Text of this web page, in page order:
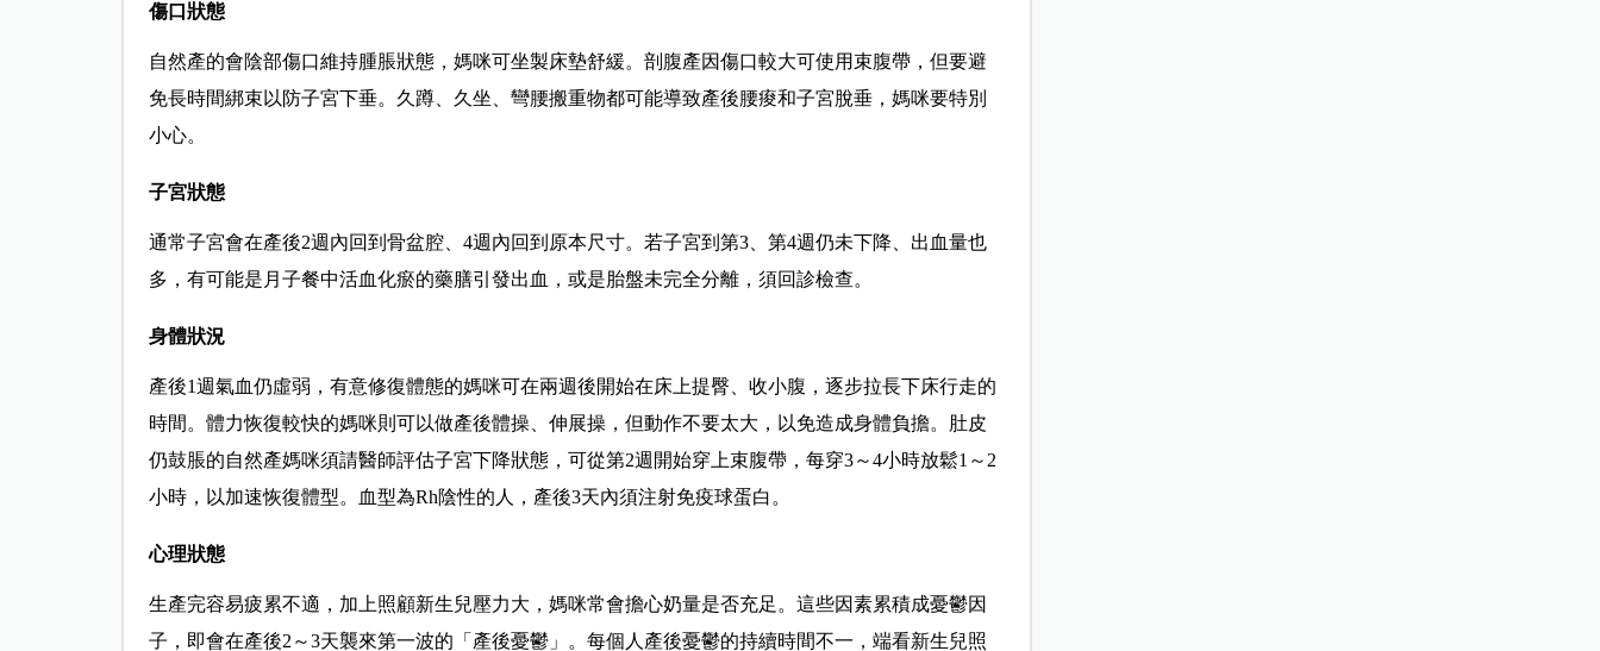
傷口狀態
自然產的會陰部傷口維持腫脹狀態，媽咪可坐製床墊舒緩。剖腹產因傷口較大可使用束腹帶，但要避
免長時間綁束以防子宮下垂。久蹲、久坐、彎腰搬重物都可能導致產後腰痠和子宮脫垂，媽咪要特別
小心。
子宮狀態
通常子宮會在產後2週內回到骨盆腔、4週內回到原本尺寸。若子宮到第3、第4週仍未下降、出血量也
多，有可能是月子餐中活血化瘀的藥膳引發出血，或是胎盤未完全分離，須回診檢查。
身體狀況
產後1週氣血仍虛弱，有意修復體態的媽咪可在兩週後開始在床上提臀、收小腹，逐步拉長下床行走的
時間。體力恢復較快的媽咪則可以做產後體操、伸展操，但動作不要太大，以免造成身體負擔。肚皮
仍鼓脹的自然產媽咪須請醫師評估子宮下降狀態，可從第2週開始穿上束腹帶，每穿3～4小時放鬆1～2
小時，以加速恢復體型。血型為Rh陰性的人，產後3天內須注射免疫球蛋白。
心理狀態
生產完容易疲累不適，加上照顧新生兒壓力大，媽咪常會擔心奶量是否充足。這些因素累積成憂鬱因
子，即會在產後2～3天襲來第一波的「產後憂鬱」。每個人產後憂鬱的持續時間不一，端看新生兒照